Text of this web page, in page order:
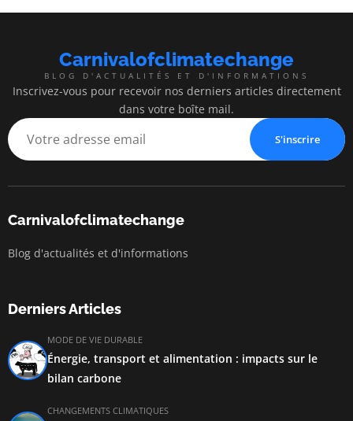
Carnivalofclimatechange
BLOG D'ACTUALITÉS ET D'INFORMATIONS
Inscrivez-vous pour recevoir nos derniers articles directement
dans votre boîte mail.
S'inscrire
Carnivalofclimatechange
Blog d'actualités et d'informations
Derniers Articles
MODE DE VIE DURABLE
Énergie, transport et alimentation : impacts sur le
bilan carbone
CHANGEMENTS CLIMATIQUES